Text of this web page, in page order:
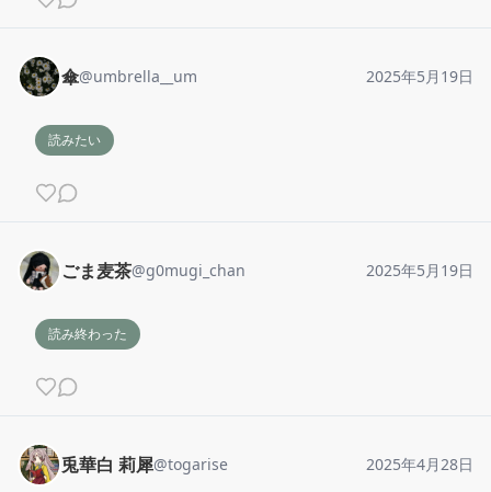
傘@umbrella__um 2025年5月19日
読みたい
ごま麦茶@g0mugi_chan 2025年5月19日
読み終わった
兎華白 莉犀@togarise 2025年4月28日